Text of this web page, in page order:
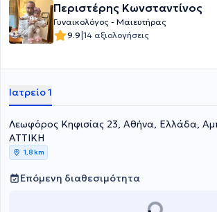
Περιστέρης Κωνσταντίνος
Γυναικολόγος - Μαιευτήρας
9.9|14 αξιολογήσεις
Ιατρείο 1
Λεωφόρος Κηφισίας 23, Αθήνα, Ελλάδα,
ΑΤΤΙΚΗ
1,8 km
Επόμενη διαθεσιμότητα